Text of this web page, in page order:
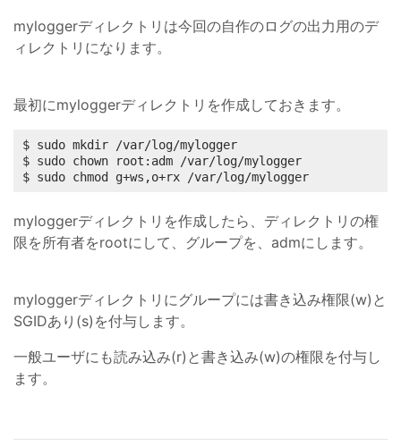
myloggerディレクトリは今回の自作のログの出力用のデ
ィレクトリになります。
最初にmyloggerディレクトリを作成しておきます。
$ sudo mkdir /var/log/mylogger
$ sudo chown root:adm /var/log/mylogger
$ sudo chmod g+ws,o+rx /var/log/mylogger
myloggerディレクトリを作成したら、ディレクトリの権
限を所有者をrootにして、グループを、admにします。
myloggerディレクトリにグループには書き込み権限(w)と
SGIDあり(s)を付与します。
一般ユーザにも読み込み(r)と書き込み(w)の権限を付与し
ます。